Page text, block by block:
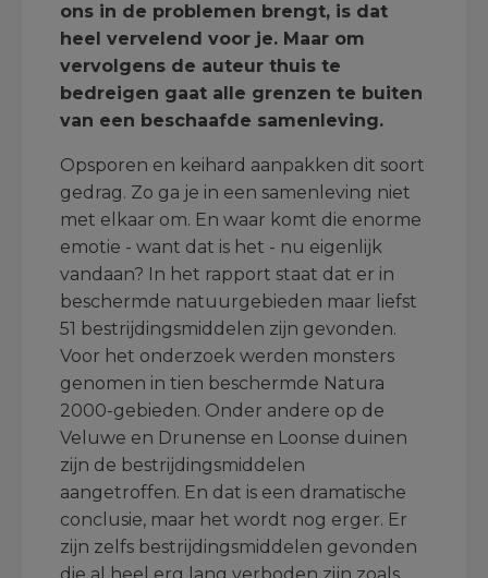
ons in de problemen brengt, is dat
heel vervelend voor je. Maar om
vervolgens de auteur thuis te
bedreigen gaat alle grenzen te buiten
van een beschaafde samenleving.
Opsporen en keihard aanpakken dit soort
gedrag. Zo ga je in een samenleving niet
met elkaar om. En waar komt die enorme
emotie - want dat is het - nu eigenlijk
vandaan? In het rapport staat dat er in
beschermde natuurgebieden maar liefst
51 bestrijdingsmiddelen zijn gevonden.
Voor het onderzoek werden monsters
genomen in tien beschermde Natura
2000-gebieden. Onder andere op de
Veluwe en Drunense en Loonse duinen
zijn de bestrijdingsmiddelen
aangetroffen. En dat is een dramatische
conclusie, maar het wordt nog erger. Er
zijn zelfs bestrijdingsmiddelen gevonden